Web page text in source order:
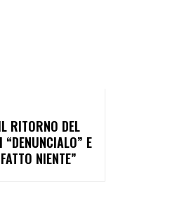
RITORNO DEL
“DENUNCIALO” E
NIENTE”